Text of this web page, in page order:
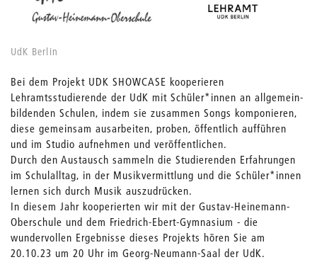
UdK Berlin
Bei dem Projekt UDK SHOWCASE kooperieren
Lehramtsstudierende der UdK mit Schüler*innen an allgemein-
bildenden Schulen, indem sie zusammen Songs komponieren,
diese gemeinsam ausarbeiten, proben, öffentlich aufführen
und im Studio aufnehmen und veröffentlichen.
Durch den Austausch sammeln die Studierenden Erfahrungen
im Schulalltag, in der Musikvermittlung und die Schüler*innen
lernen sich durch Musik auszudrücken.
In diesem Jahr kooperierten wir mit der Gustav-Heinemann-
Oberschule und dem Friedrich-Ebert-Gymnasium - die
wundervollen Ergebnisse dieses Projekts hören Sie am
20.10.23 um 20 Uhr im Georg-Neumann-Saal der UdK.